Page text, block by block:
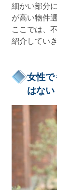
細かい部分
が高い物件
ここでは、
紹介してい
女性で
はない